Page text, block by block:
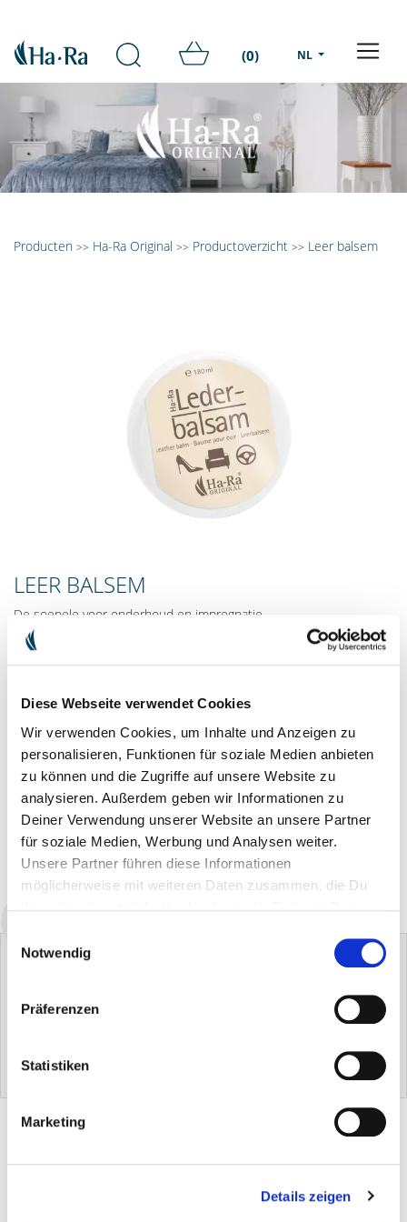
Diese Webseite verwendet Cookies
Wir verwenden Cookies, um Inhalte und Anzeigen zu
personalisieren, Funktionen für soziale Medien anbieten
zu können und die Zugriffe auf unsere Website zu
analysieren. Außerdem geben wir Informationen zu
Deiner Verwendung unserer Website an unsere Partner
für soziale Medien, Werbung und Analysen weiter.
Unsere Partner führen diese Informationen
möglicherweise mit weiteren Daten zusammen, die Du
Notwendig
Präferenzen
Statistiken
Marketing
Details zeigen
(0) NL
Producten >> Ha-Ra Original >> Productoverzicht >> Leer balsem
LEER BALSEM
De soepele voor onderhoud en impregnatie
Onze leerbalsem van zuivere bijenwas en lanoline voedt, verzorgt
€ 15,90 incl. BTW plus.Verzendkosten
€ 88,33 / 1l
Inhoud: 180 ml
IN WINKELWAGEN
Beschikbaarheid: direct leverbaar
Lederverzorgingshandschoen
PRODUCTBESCHRIJVING